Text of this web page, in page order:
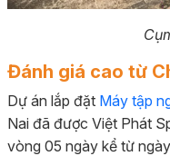
Đánh giá cao từ
Dự án lắp đặt Máy tập
Nai đã được Việt Phát
vòng 05 ngày kể từ